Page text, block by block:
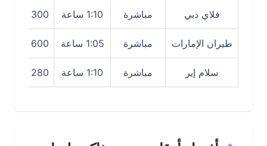
فلاي دبي مباشرة 1:10 ساعة 300 – 500 ﷼
طيران الإمارات مباشرة 1:05 ساعة 600 – 900 ﷼
سلام إير مباشرة 1:10 ساعة 280 – 450 ﷼